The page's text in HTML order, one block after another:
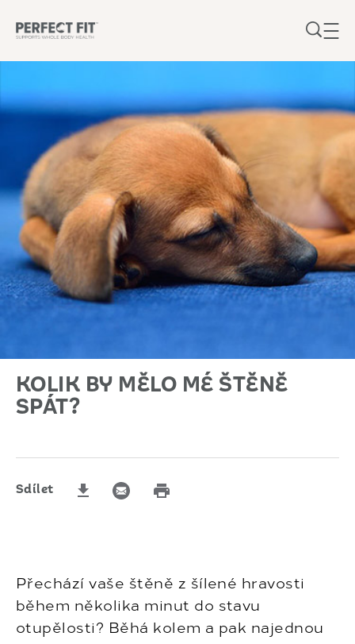
KOLIK BY MĚLO MÉ ŠTĚNĚ
SPÁT?
Sdílet Download (opens in new window)
E-mail (opens in new window)
Print (opens in same window)
Přechází vaše štěně z šílené hravosti
během několika minut do stavu
otupělosti? Běhá kolem a pak najednou